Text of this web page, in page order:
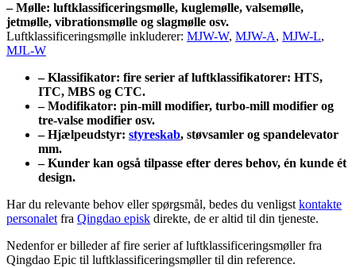
– Mølle: luftklassificeringsmølle, kuglemølle, valsemølle,
jetmølle, vibrationsmølle og slagmølle osv.
Luftklassificeringsmølle inkluderer: MJW-W, MJW-A, MJW-L,
MJL-W
– Klassifikator: fire serier af luftklassifikatorer: HTS,
ITC, MBS og CTC.
– Modifikator: pin-mill modifier, turbo-mill modifier og
tre-valse modifier osv.
– Hjælpeudstyr: styreskab, støvsamler og spandelevator
mm.
– Kunder kan også tilpasse efter deres behov, én kunde ét
design.
Har du relevante behov eller spørgsmål, bedes du venligst kontakte
personalet fra Qingdao episk direkte, de er altid til din tjeneste.
Nedenfor er billeder af fire serier af luftklassificeringsmøller fra
Qingdao Epic til luftklassificeringsmøller til din reference.